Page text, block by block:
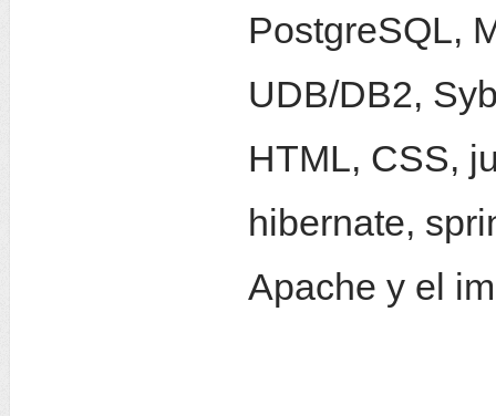
PostgreSQL,
UDB/DB2,
HTML, CSS,
hibernate,
Apache y el